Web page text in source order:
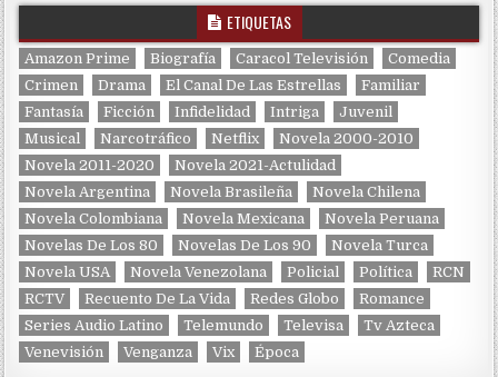
ETIQUETAS
Amazon Prime Biografía Caracol Televisión
Comedia
Crimen
Drama El Canal De Las Estrellas
Familiar
Fantasía
Ficción Infidelidad Intriga
Juvenil
Musical
Narcotráfico Netflix
Novela 2000-2010
Novela 2011-2020
Novela 2021-Actulidad
Novela Argentina
Novela Brasileña
Novela Chilena
Novela Colombiana
Novela Mexicana
Novela Peruana
Novelas De Los 80
Novelas De Los 90
Novela Turca
Novela USA
Novela Venezolana Policial Política
RCN
RCTV
Recuento De La Vida Redes Globo
Romance
Series Audio Latino
Telemundo Televisa
Tv Azteca
Venevisión
Venganza Vix Época